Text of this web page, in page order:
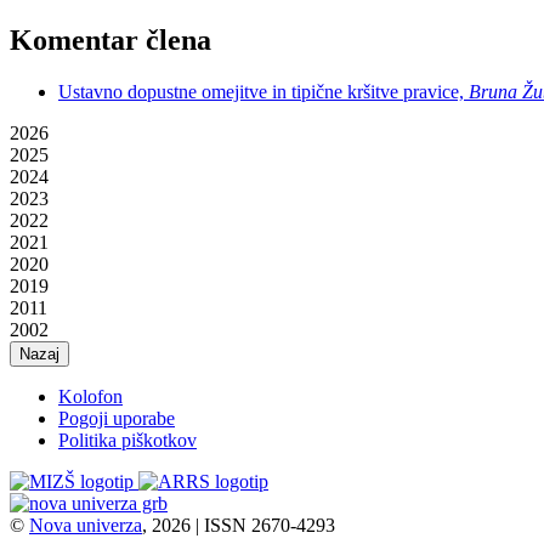
Komentar člena
Ustavno dopustne omejitve in tipične kršitve pravice, Bruna
2026
2025
2024
2023
2022
2021
2020
2019
2011
2002
Nazaj
Kolofon
Pogoji uporabe
Politika piškotkov
© Nova univerza, 2026 | ISSN 2670-4293